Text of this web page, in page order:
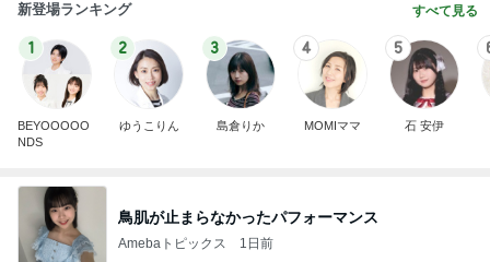
新登場ランキング すべて見る
1
BEYOOOOO
NDS
2
ゆうこりん
3
島倉りか
4
MOMIママ
5
石 安伊
鳥肌が止まらなかったパフォーマンス
Amebaトピックス 1日前